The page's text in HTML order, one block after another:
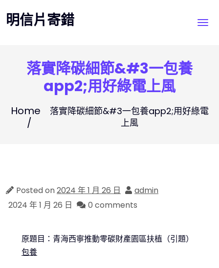
to
content
明信片寄錯
落實降碳細節&#3一包養
app2;用好綠電上風
Home
落實降碳細節&#3一包養app2;用好綠電
上風
Posted on2024 年 1 月 26 日
admin
2024 年 1 月 26 日
0 comments
原題目：青海西寧推動零碳財產園區扶植（引題）
包養